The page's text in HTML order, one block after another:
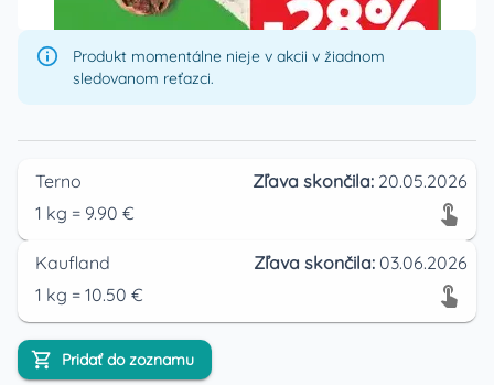
Produkt momentálne nieje v akcii v žiadnom
sledovanom reťazci.
Terno Zľava skončila: 20.05.2026
1 kg = 9.90 €
Kaufland Zľava skončila: 03.06.2026
1 kg = 10.50 €
Pridať do zoznamu